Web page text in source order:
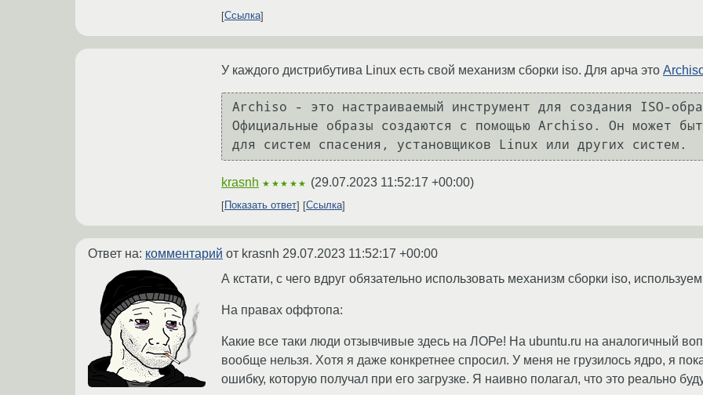
Ссылка
У каждого дистрибутива Linux есть свой механизм сборки iso. Для арча это
Archiso - это настраиваемый инструмент для создания ISO-
Официальные образы создаются с помощью Archiso. Он может
krasnh ★★★★★ (29.07.2023 11:52:17 +00:00)
Показать ответ Ссылка
Ответ на: комментарий от krasnh 29.07.2023 11:52:17 +00:00
А кстати, с чего вдруг обязательно использовать механизм сборки iso,
На правах оффтопа:
Какие все таки люди отзывчивые здесь на ЛОРе! На ubuntu.ru на аналогичный
вообще нельзя. Хотя я даже конкретнее спросил. У меня не грузилось ядро, я
ошибку, которую получал при его загрузке. Я наивно полагал, что это реально